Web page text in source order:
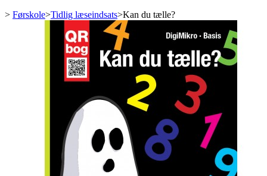
> Førskole>Tidlig læseindsats>Kan du tælle?